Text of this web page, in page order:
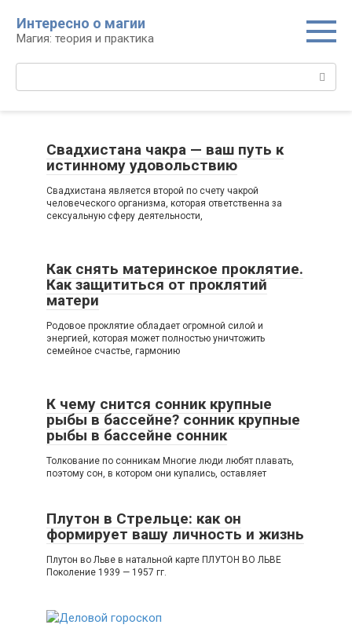
контенту
Интересно о магии
Магия: теория и практика
Свадхистана чакра — ваш путь к
истинному удовольствию
Свадхистана является второй по счету чакрой
человеческого организма, которая ответственна за
сексуальную сферу деятельности,
Как снять материнское проклятие.
Как защититься от проклятий
матери
Родовое проклятие обладает огромной силой и
энергией, которая может полностью уничтожить
семейное счастье, гармонию
К чему снится сонник крупные
рыбы в бассейне? сонник крупные
рыбы в бассейне сонник
Толкование по сонникам Многие люди любят плавать,
поэтому сон, в котором они купались, оставляет
Плутон в Стрельце: как он
формирует вашу личность и жизнь
Плутон во Льве в натальной карте ПЛУТОН ВО ЛЬВЕ
Поколение 1939 — 1957 гг.